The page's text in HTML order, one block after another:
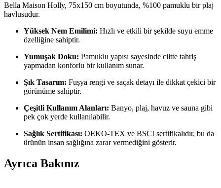
Bella Maison Holly, 75x150 cm boyutunda, %100 pamuklu bir plaj
havlusudur.
Yüksek Nem Emilimi: Hızlı ve etkili bir şekilde suyu emme
özelliğine sahiptir.
Yumuşak Doku: Pamuklu yapısı sayesinde ciltte tahriş
yapmadan konforlu bir kullanım sunar.
Şık Tasarım: Fuşya rengi ve saçak detayı ile dikkat çekici bir
görünüme sahiptir.
Çeşitli Kullanım Alanları: Banyo, plaj, havuz ve sauna gibi
pek çok yerde kullanılabilir.
Sağlık Sertifikası: OEKO-TEX ve BSCI sertifikalıdır, bu da
ürünün insan sağlığına zarar vermediğini gösterir.
Ayrıca Bakınız